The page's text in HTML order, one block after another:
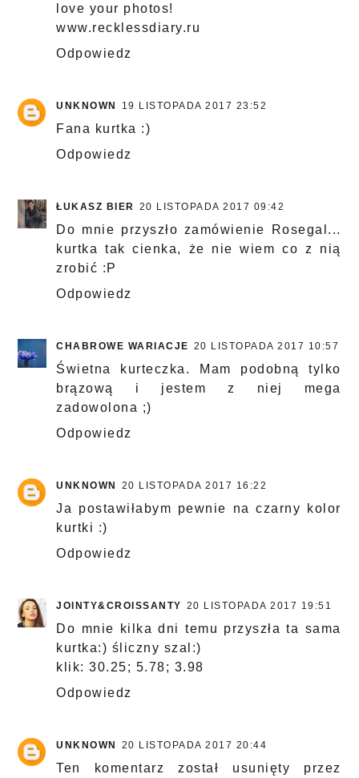
love your photos!
www.recklessdiary.ru
Odpowiedz
UNKNOWN 19 LISTOPADA 2017 23:52
Fana kurtka :)
Odpowiedz
ŁUKASZ BIER 20 LISTOPADA 2017 09:42
Do mnie przyszło zamówienie Rosegal...
kurtka tak cienka, że nie wiem co z nią
zrobić :P
Odpowiedz
CHABROWE WARIACJE 20 LISTOPADA 2017 10:57
Świetna kurteczka. Mam podobną tylko
brązową i jestem z niej mega
zadowolona ;)
Odpowiedz
UNKNOWN 20 LISTOPADA 2017 16:22
Ja postawiłabym pewnie na czarny kolor
kurtki :)
Odpowiedz
JOINTY&CROISSANTY 20 LISTOPADA 2017 19:51
Do mnie kilka dni temu przyszła ta sama
kurtka:) śliczny szal:)
klik: 30.25; 5.78; 3.98
Odpowiedz
UNKNOWN 20 LISTOPADA 2017 20:44
Ten komentarz został usunięty przez